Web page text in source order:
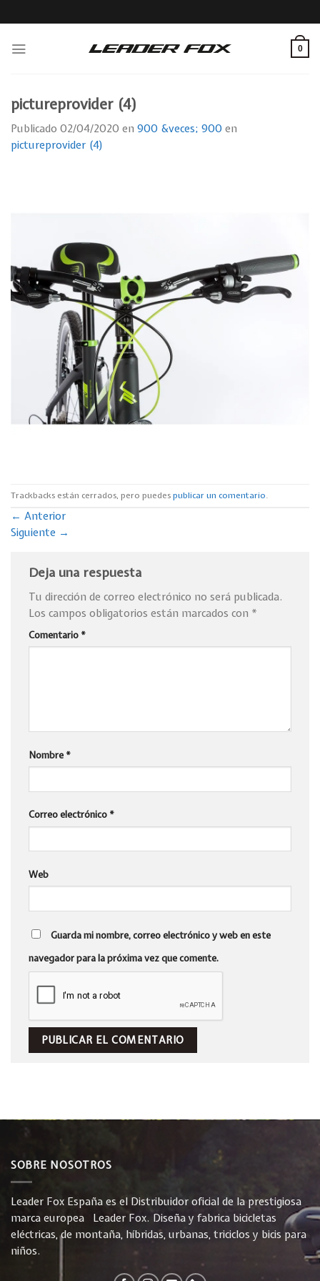
to
0
pictureprovider (4)
Publicado 02/04/2020 en 900 &veces; 900 en
pictureprovider (4)
Trackbacks están cerrados, pero puedespublicar un comentario.
← Anterior
Siguiente →
Deja una respuesta
Tu dirección de correo electrónico no será publicada.
Los campos obligatorios están marcados con *
Comentario *
Nombre *
Correo electrónico *
Web
Guarda mi nombre, correo electrónico y web en este
navegador para la próxima vez que comente.
SOBRE NOSOTROS
Leader Fox España es el Distribuidor oficial de la prestigiosa
marca europea Leader Fox. Diseña y fabrica bicicletas
eléctricas, de montaña, híbridas, urbanas, triciclos y bicis para
niños.